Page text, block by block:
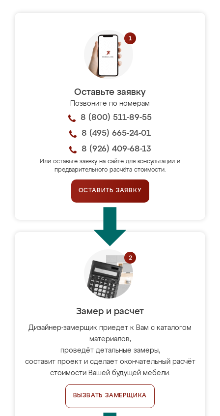
Оставьте заявку
Позвоните по номерам
8 (800) 511-89-55
8 (495) 665-24-01
8 (926) 409-68-13
Или оставьте заявку на сайте для консультации и
предварительного расчёта стоимости.
ОСТАВИТЬ ЗАЯВКУ
Замер и расчет
Дизайнер-замерщик приедет к Вам с каталогом
материалов,
проведёт детальные замеры,
составит проект и сделает окончательный расчёт
стоимости Вашей будущей мебели.
ВЫЗВАТЬ ЗАМЕРЩИКА